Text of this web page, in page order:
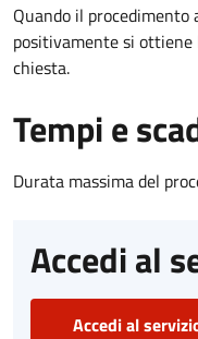
Quando il
positivamente si
chiesta.
Tempi e
Durata massima del
Accedi al
Accedi al